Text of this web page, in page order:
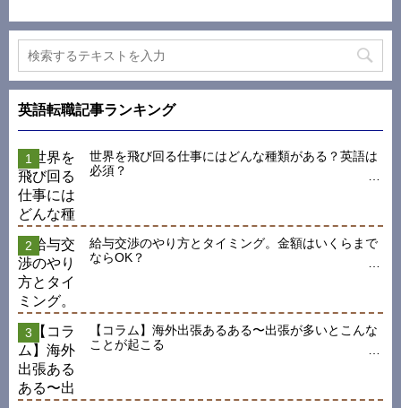
英語転職記事ランキング
世界を飛び回る仕事にはどんな種類がある？英語は
必須？
給与交渉のやり方とタイミング。金額はいくらまで
ならOK？
【コラム】海外出張あるある〜出張が多いとこんな
ことが起こる